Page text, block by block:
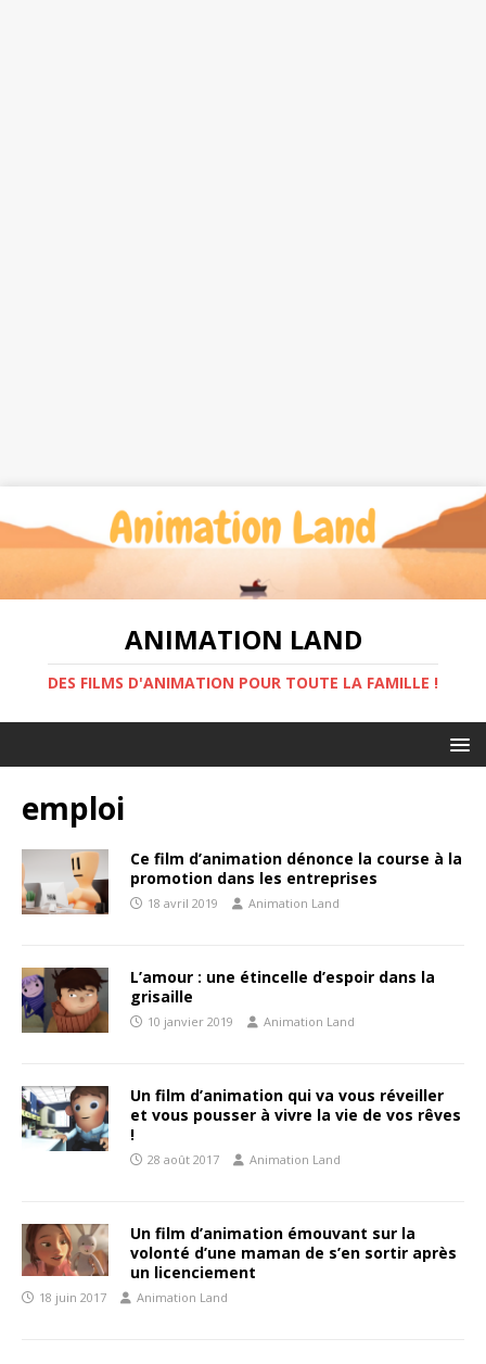
ANIMATION LAND
DES FILMS D'ANIMATION POUR TOUTE LA FAMILLE !
emploi
Ce film d’animation dénonce la course à la
promotion dans les entreprises
18 avril 2019 Animation Land
L’amour : une étincelle d’espoir dans la
grisaille
10 janvier 2019 Animation Land
Un film d’animation qui va vous réveiller
et vous pousser à vivre la vie de vos rêves
!
28 août 2017 Animation Land
Un film d’animation émouvant sur la
volonté d’une maman de s’en sortir après
un licenciement
18 juin 2017 Animation Land